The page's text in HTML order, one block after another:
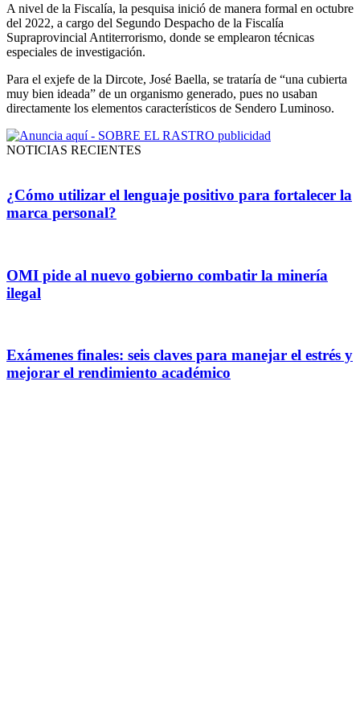
A nivel de la Fiscalía, la pesquisa inició de manera formal en octubre
del 2022, a cargo del Segundo Despacho de la Fiscalía
Supraprovincial Antiterrorismo, donde se emplearon técnicas
especiales de investigación.
Para el exjefe de la Dircote, José Baella, se trataría de “una cubierta
muy bien ideada” de un organismo generado, pues no usaban
directamente los elementos característicos de Sendero Luminoso.
NOTICIAS RECIENTES
¿Cómo utilizar el lenguaje positivo para fortalecer la
marca personal?
OMI pide al nuevo gobierno combatir la minería
ilegal
Exámenes finales: seis claves para manejar el estrés y
mejorar el rendimiento académico